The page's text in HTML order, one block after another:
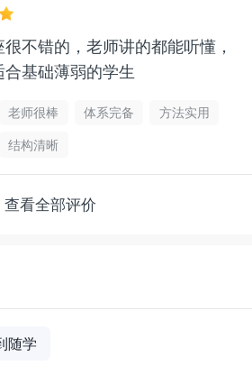
不错的，老师讲的都能听懂，
基础薄弱的学生
老师很棒 体系完备
方法实用
结构清晰
查看全部评价
随学